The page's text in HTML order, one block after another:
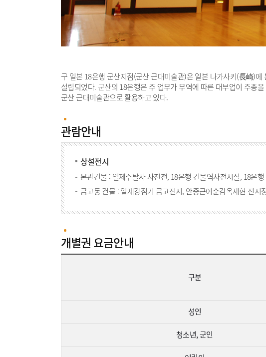
구 일본 18은행 군산지점(군산 근대미술관)은 일본 나가사키(長崎)
설립되었다. 군산의 18은행은 주 업무가 무역에 따른 대부업이 주종
군산 근대미술관으로 활용하고 있다.
관람안내
상설전시
본관건물 : 일제수탈사 사진전, 18은행 건물역사전시실, 18은
금고동 건물 : 일제강점기 금고전시, 안중근여순감옥재현 전시
개별권 요금안내
구분
성인
청소년, 군인